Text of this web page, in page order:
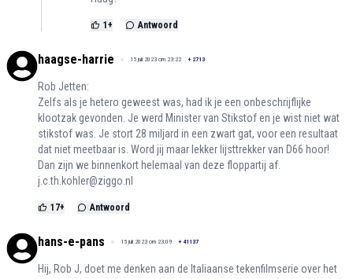
1 + Antwoord
haagse-harrie 15 juli 2023 om 23:22 + 2713
Rob Jetten:
Zelfs als je hetero geweest was, had ik je een onbeschrijflijke
klootzak gevonden. Je werd Minister van Stikstof en je wist niet wat
stikstof was. Je stort 28 miljard in een zwart gat, voor een resultaat
dat niet meetbaar is. Word jij maar lekker lijsttrekker van D66 hoor!
Dan zijn we binnenkort helemaal van deze floppartij af.
j.c.th.kohler@ziggo.nl
17+ Antwoord
hans-e-pans 15 juli 2023 om 23:09 + 41137
Hij, Rob J, doet me denken aan de Italiaanse tekenfilmserie over het